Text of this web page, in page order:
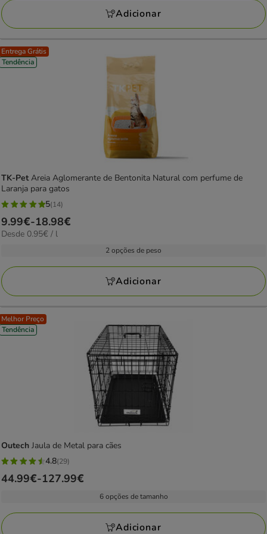
19.49€
Adicionar
Entrega Grátis
Tendência
TK-PetAreia Aglomerante de Bentonita Natural com perfume de
Laranja para gatos
5
estrelas
com
avaliações
5(14)
Preço
de
18.98€
9.99€-18.98€
0.95€
Desde 0.95€ / l
2 opções de peso
Adicionar
Melhor Preço
Tendência
Outech Jaula de Metal para cães
4.8
estrelas
29
avaliações
4.8(29)
Preço
a
44.99€-127.99€
6 opções de tamanho
Adicionar